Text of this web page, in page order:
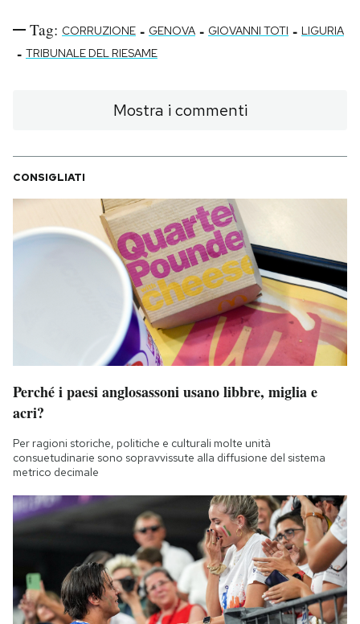
Tag: CORRUZIONE - GENOVA - GIOVANNI TOTI - LIGURIA
- TRIBUNALE DEL RIESAME
Mostra i commenti
CONSIGLIATI
Perché i paesi anglosassoni usano libbre, miglia e
acri?
Per ragioni storiche, politiche e culturali molte unità
consuetudinarie sono sopravvissute alla diffusione del sistema
metrico decimale